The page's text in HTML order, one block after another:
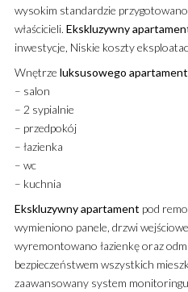
wysokim standardzie
właścicieli. Ekskluzywny
inwestycje, Niskie koszty
Wnętrze luksusowego
– salon
– 2 sypialnie
– przedpokój
– łazienka
– wc
– kuchnia
Ekskluzywnyapartament pod
wymieniono panele, drzwi
wyremontowano łazienkę oraz
bezpieczeństwem wszystkich
zaawansowany system